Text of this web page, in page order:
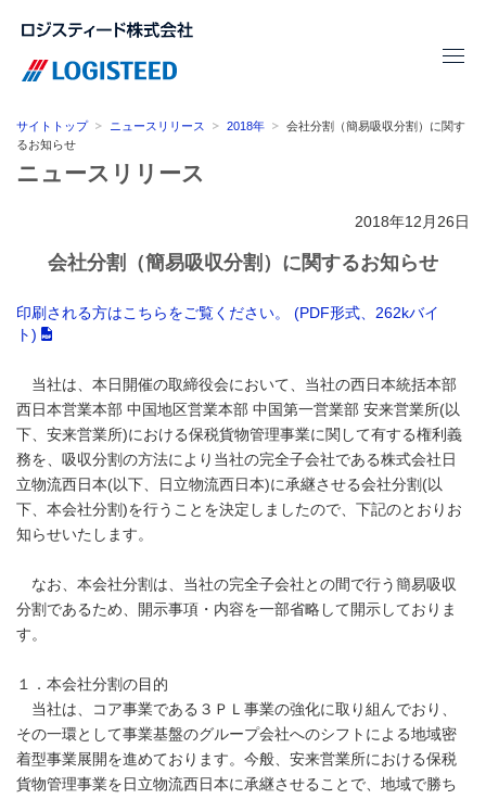
サイトトップ ニュースリリース 2018年
会社分割（簡易吸収分割）に関す
るお知らせ
ニュースリリース
2018年12月26日
会社分割（簡易吸収分割）に関するお知らせ
印刷される方はこちらをご覧ください。 (PDF形式、262kバイ
ト)
当社は、本日開催の取締役会において、当社の西日本統括本部
西日本営業本部 中国地区営業本部 中国第一営業部 安来営業所(以
下、安来営業所)における保税貨物管理事業に関して有する権利義
務を、吸収分割の方法により当社の完全子会社である株式会社日
立物流西日本(以下、日立物流西日本)に承継させる会社分割(以
下、本会社分割)を行うことを決定しましたので、下記のとおりお
知らせいたします。
なお、本会社分割は、当社の完全子会社との間で行う簡易吸収
分割であるため、開示事項・内容を一部省略して開示しておりま
す。
１．本会社分割の目的
当社は、コア事業である３ＰＬ事業の強化に取り組んでおり、
その一環として事業基盤のグループ会社へのシフトによる地域密
着型事業展開を進めております。今般、安来営業所における保税
貨物管理事業を日立物流西日本に承継させることで、地域で勝ち